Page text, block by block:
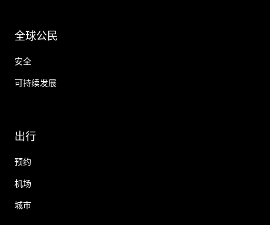
全球公民
安全
可持续发展
出行
预约
机场
城市